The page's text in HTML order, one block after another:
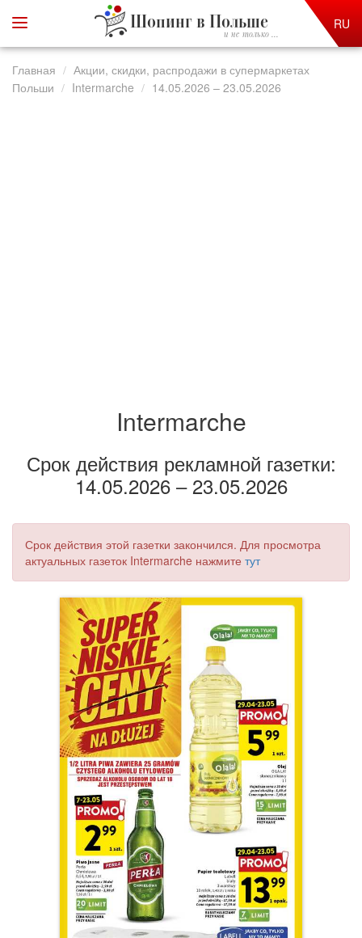
Шопинг в Польше
и не только ...
RU
Главная
Акции, скидки, распродажи в супермаркетах
Польши
Intermarche 14.05.2026 – 23.05.2026
Intermarche
Срок действия рекламной газетки:
14.05.2026 – 23.05.2026
Срок действия этой газетки закончился. Для просмотра
актуальных газеток Intermarche нажмите тут